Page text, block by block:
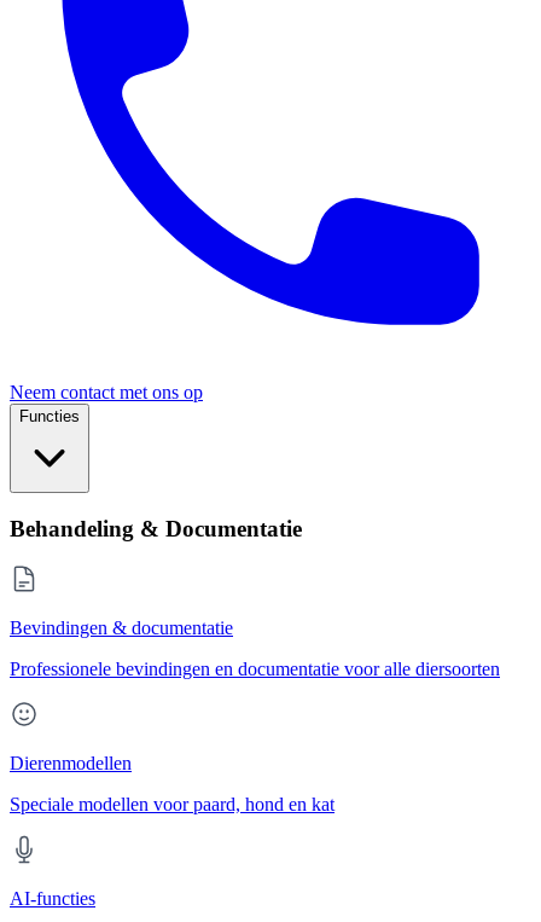
Neem contact met ons op
Functies
Behandeling & Documentatie
Bevindingen & documentatie
Professionele bevindingen en documentatie voor alle diersoorten
Dierenmodellen
Speciale modellen voor paard, hond en kat
AI-functies